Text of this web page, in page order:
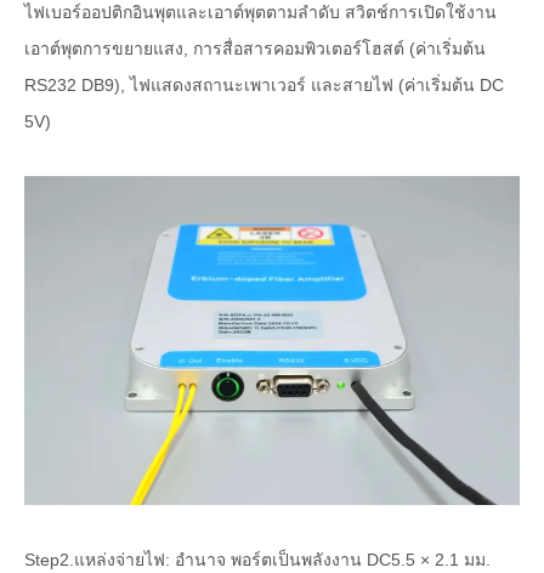
ไฟเบอร์ออปติกอินพุตและเอาต์พุตตามลำดับ สวิตช์การเปิดใช้งาน
เอาต์พุตการขยายแสง, การสื่อสารคอมพิวเตอร์โฮสต์ (ค่าเริ่มต้น
RS232 DB9), ไฟแสดงสถานะเพาเวอร์ และสายไฟ (ค่าเริ่มต้น DC
5V)
Step2.แหล่งจ่ายไฟ: อำนาจ พอร์ตเป็นพลังงาน DC5.5 × 2.1 มม.